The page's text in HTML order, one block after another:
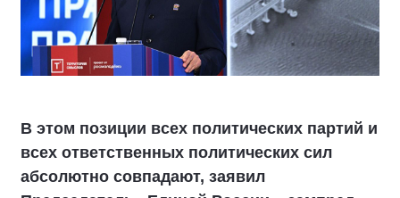
В этом позиции всех политических партий и
всех ответственных политических сил
абсолютно совпадают, заявил